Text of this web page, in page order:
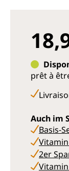
prêt à
Auch im
Basis-
2er